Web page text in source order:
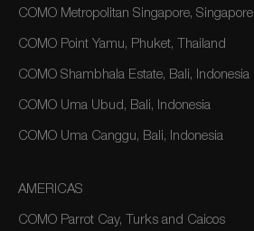
COMO Metropolitan Singapore, Singapore
COMO Point Yamu, Phuket, Thailand
COMO Shambhala Estate, Bali, Indonesia
COMO Uma Ubud, Bali, Indonesia
COMO Uma Canggu, Bali, Indonesia
AMERICAS
COMO Parrot Cay, Turks and Caicos